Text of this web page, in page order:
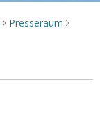
> Presseraum >